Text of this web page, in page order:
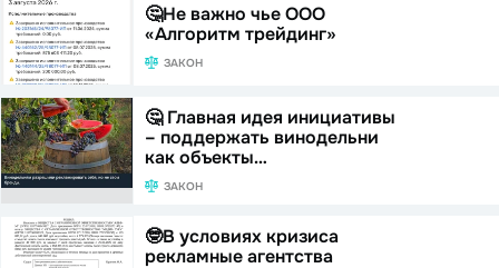
🤔Не важно чье ООО
«Алгоритм трейдинг»
ЗАКОН
🤔 Главная идея инициативы
– поддержать винодельни
как объекты…
ЗАКОН
🤓В условиях кризиса
рекламные агентства